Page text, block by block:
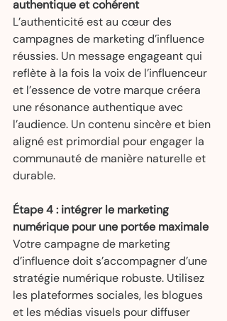
authentique et cohérent
L’authenticité est au cœur des
campagnes de marketing d’influence
réussies. Un message engageant qui
reflète à la fois la voix de l’influenceur
et l’essence de votre marque créera
une résonance authentique avec
l’audience. Un contenu sincère et bien
aligné est primordial pour engager la
communauté de manière naturelle et
durable.
Étape 4 : intégrer le marketing
numérique pour une portée maximale
Votre campagne de marketing
d’influence doit s’accompagner d’une
stratégie numérique robuste. Utilisez
les plateformes sociales, les blogues
et les médias visuels pour diffuser